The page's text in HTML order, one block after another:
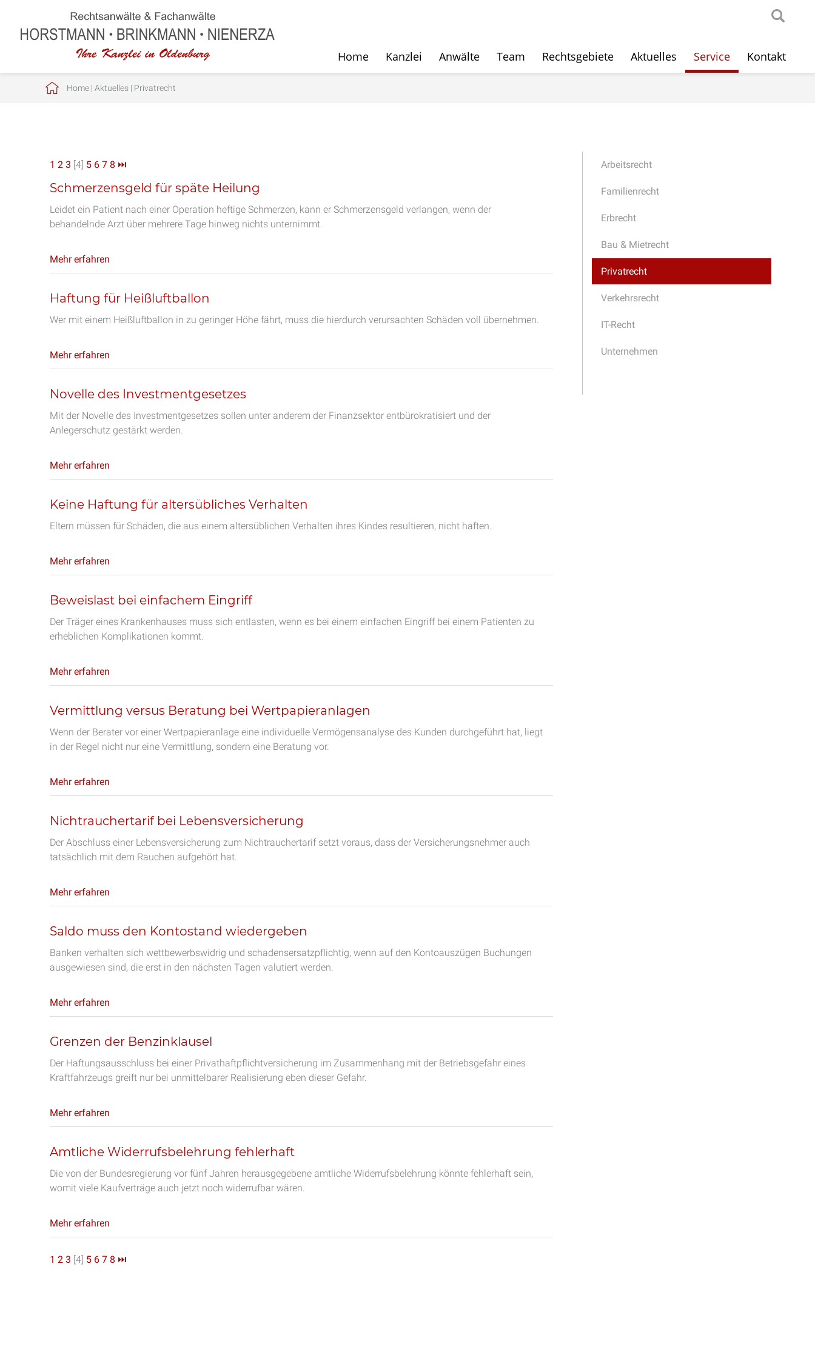
Home Kanzlei Anwälte Team Rechtsgebiete Aktuelles Service Kontakt
Home| Aktuelles| Privatrecht
Arbeitsrecht
Familienrecht
Erbrecht
Bau & Mietrecht
Privatrecht
Verkehrsrecht
IT-Recht
Unternehmen
1 2 3 [4] 5 6 7 8 ⏭
Schmerzensgeld für späte Heilung
Leidet ein Patient nach einer Operation heftige Schmerzen, kann er Schmerzensgeld verlangen, wenn der
behandelnde Arzt über mehrere Tage hinweg nichts unternimmt.
Mehr erfahren
Haftung für Heißluftballon
Wer mit einem Heißluftballon in zu geringer Höhe fährt, muss die hierdurch verursachten Schäden voll übernehmen.
Mehr erfahren
Novelle des Investmentgesetzes
Mit der Novelle des Investmentgesetzes sollen unter anderem der Finanzsektor entbürokratisiert und der
Anlegerschutz gestärkt werden.
Mehr erfahren
Keine Haftung für altersübliches Verhalten
Eltern müssen für Schäden, die aus einem altersüblichen Verhalten ihres Kindes resultieren, nicht haften.
Mehr erfahren
Beweislast bei einfachem Eingriff
Der Träger eines Krankenhauses muss sich entlasten, wenn es bei einem einfachen Eingriff bei einem Patienten zu
erheblichen Komplikationen kommt.
Mehr erfahren
Vermittlung versus Beratung bei Wertpapieranlagen
Wenn der Berater vor einer Wertpapieranlage eine individuelle Vermögensanalyse des Kunden durchgeführt hat, liegt
in der Regel nicht nur eine Vermittlung, sondern eine Beratung vor.
Mehr erfahren
Nichtrauchertarif bei Lebensversicherung
Der Abschluss einer Lebensversicherung zum Nichtrauchertarif setzt voraus, dass der Versicherungsnehmer auch
tatsächlich mit dem Rauchen aufgehört hat.
Mehr erfahren
Saldo muss den Kontostand wiedergeben
Banken verhalten sich wettbewerbswidrig und schadensersatzpflichtig, wenn auf den Kontoauszügen Buchungen
ausgewiesen sind, die erst in den nächsten Tagen valutiert werden.
Mehr erfahren
Grenzen der Benzinklausel
Der Haftungsausschluss bei einer Privathaftpflichtversicherung im Zusammenhang mit der Betriebsgefahr eines
Kraftfahrzeugs greift nur bei unmittelbarer Realisierung eben dieser Gefahr.
Mehr erfahren
Amtliche Widerrufsbelehrung fehlerhaft
Die von der Bundesregierung vor fünf Jahren herausgegebene amtliche Widerrufsbelehrung könnte fehlerhaft sein,
womit viele Kaufverträge auch jetzt noch widerrufbar wären.
Mehr erfahren
1 2 3 [4] 5 6 7 8 ⏭